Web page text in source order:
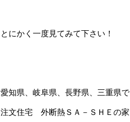
とにかく一度見てみて下さい！
愛知県、岐阜県、長野県、三重県で
注文住宅 外断熱ＳＡ－ＳＨＥの家